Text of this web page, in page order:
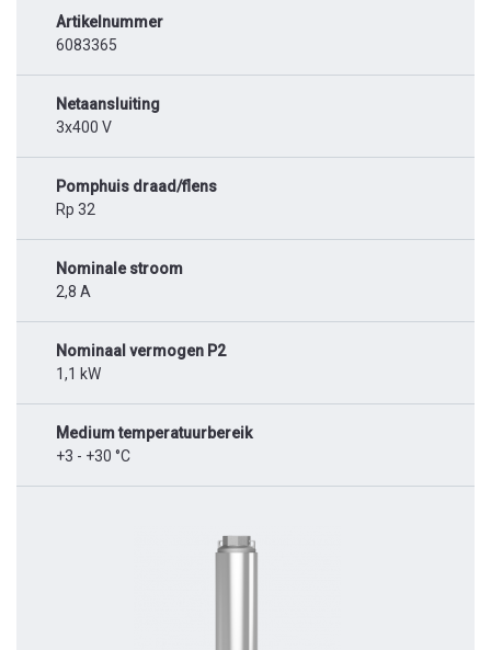
Artikelnummer
6083365
Netaansluiting
3x400 V
Pomphuis draad/flens
Rp 32
Nominale stroom
2,8 A
Nominaal vermogen P2
1,1 kW
Medium temperatuurbereik
+3 - +30 °C